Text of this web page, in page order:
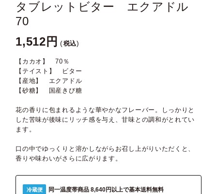
タブレットビター エクアドル
70
1,512 税込
【カカオ】 70％
【テイスト】 ビター
【産地】 エクアドル
【砂糖】 国産きび糖
花の香りに包まれるような華やかなフレーバー。しっかりと
した苦味が後味にリッチ感を与え、甘味との調和がとれてい
ます。
口の中でゆっくりと溶かしながらお召し上がりいただくと、
香りや味わいがさらに広がります。
冷蔵便 同一温度帯商品 8,640円以上で基本送料無料